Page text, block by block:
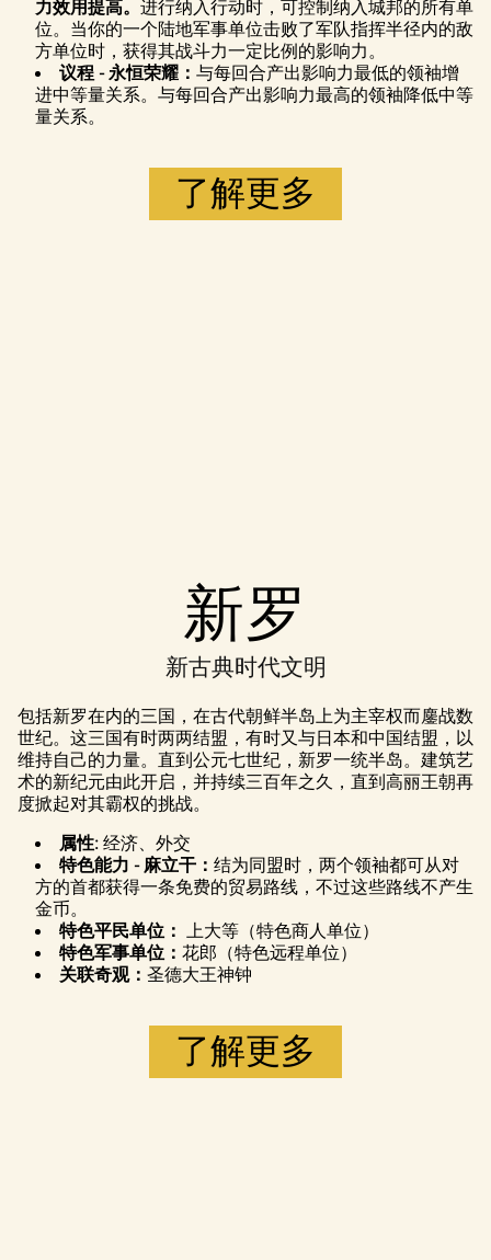
力效用提高。 进行纳入行动时，可控制纳入城邦的所有单
位。当你的一个陆地军事单位击败了军队指挥半径内的敌
方单位时，获得其战斗力一定比例的影响力。
议程 - 永恒荣耀： 与每回合产出影响力最低的领袖增
进中等量关系。与每回合产出影响力最高的领袖降低中等
量关系。
了解更多
即意味着你
同意YouTube
的隐私政策
以及将数据
传输至 Google
服务器。
新罗
新古典时代文明
包括新罗在内的三国，在古代朝鲜半岛上为主宰权而鏖战数
世纪。这三国有时两两结盟，有时又与日本和中国结盟，以
维持自己的力量。直到公元七世纪，新罗一统半岛。建筑艺
术的新纪元由此开启，并持续三百年之久，直到高丽王朝再
度掀起对其霸权的挑战。
属性:经济、外交
特色能力 - 麻立干： 结为同盟时，两个领袖都可从对
方的首都获得一条免费的贸易路线，不过这些路线不产生
金币。
特色平民单位： 上大等（特色商人单位）
特色军事单位： 花郎（特色远程单位）
关联奇观： 圣德大王神钟
了解更多